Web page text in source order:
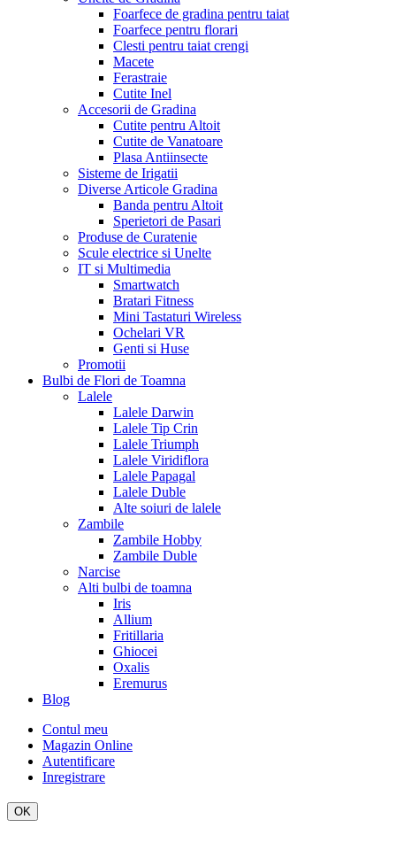
Foarfece de gradina pentru taiat
Foarfece pentru florari
Clesti pentru taiat crengi
Macete
Ferastraie
Cutite Inel
Accesorii de Gradina
Cutite pentru Altoit
Cutite de Vanatoare
Plasa Antiinsecte
Sisteme de Irigatii
Diverse Articole Gradina
Banda pentru Altoit
Sperietori de Pasari
Produse de Curatenie
Scule electrice si Unelte
IT si Multimedia
Smartwatch
Bratari Fitness
Mini Tastaturi Wireless
Ochelari VR
Genti si Huse
Promotii
Bulbi de Flori de Toamna
Lalele
Lalele Darwin
Lalele Tip Crin
Lalele Triumph
Lalele Viridiflora
Lalele Papagal
Lalele Duble
Alte soiuri de lalele
Zambile
Zambile Hobby
Zambile Duble
Narcise
Alti bulbi de toamna
Iris
Allium
Fritillaria
Ghiocei
Oxalis
Eremurus
Blog
Contul meu
Magazin Online
Autentificare
Inregistrare
OK